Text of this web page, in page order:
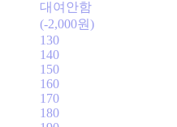
대여안함
(-2,000원)
130
140
150
160
170
180